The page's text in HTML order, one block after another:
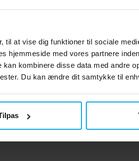
til at vise dig funktioner til sociale
hjemmeside med vores partnere
kombinere disse data med andre
Du kan ændre dit samtykke til
Pom pom-bold i lyseblå,
KØB